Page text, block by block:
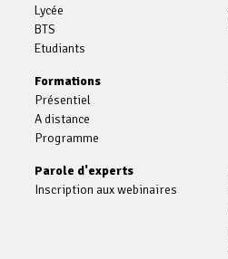
Lycée
BTS
Etudiants
Formations
Présentiel
A distance
Programme
Parole d'experts
Inscription aux webinaires